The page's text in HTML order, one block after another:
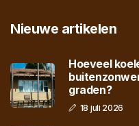
Nieuwe artikelen
Hoeveel
graden?
18 juli 2026